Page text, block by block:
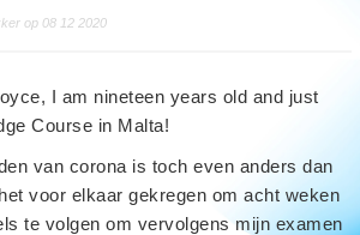
op 08 12 2020
I am nineteen years old and just
Course in Malta!
van corona is toch even anders dan
voor elkaar gekregen om acht weken
te volgen om vervolgens mijn examen